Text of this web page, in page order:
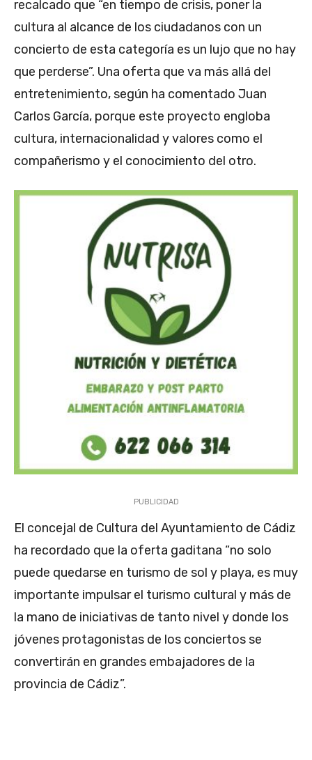
recalcado que “en tiempo de crisis, poner la
cultura al alcance de los ciudadanos con un
concierto de esta categoría es un lujo que no hay
que perderse”. Una oferta que va más allá del
entretenimiento, según ha comentado Juan
Carlos García, porque este proyecto engloba
cultura, internacionalidad y valores como el
compañerismo y el conocimiento del otro.
PUBLICIDAD
El concejal de Cultura del Ayuntamiento de Cádiz
ha recordado que la oferta gaditana “no solo
puede quedarse en turismo de sol y playa, es muy
importante impulsar el turismo cultural y más de
la mano de iniciativas de tanto nivel y donde los
jóvenes protagonistas de los conciertos se
convertirán en grandes embajadores de la
provincia de Cádiz”.